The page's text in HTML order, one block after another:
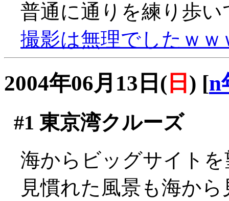
普通に通りを練り歩
撮影は無理でしたｗｗ
2004年06月13日( 日 ) [n
#1 東京湾クルーズ
海からビッグサイト
見慣れた風景も海か